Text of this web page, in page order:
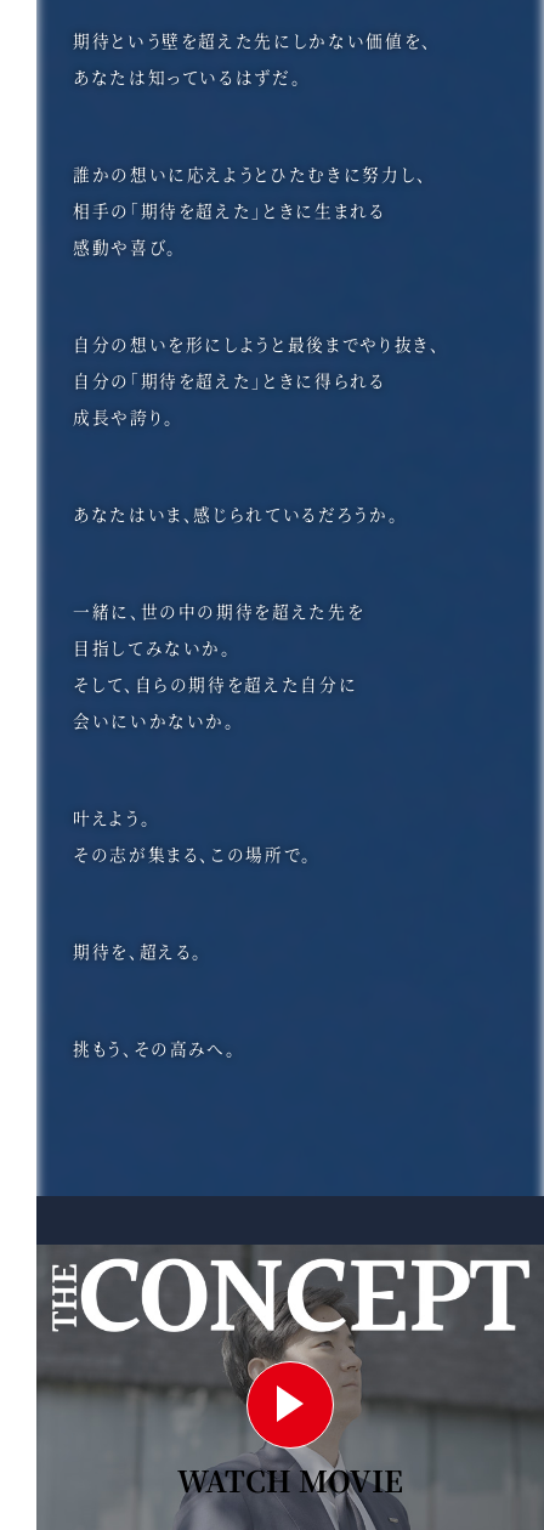
期待という壁を超えた先にしかない価値を、
あなたは知っているはずだ。
誰かの想いに応えようとひたむきに努力し、
相手の「期待を超えた」ときに生まれる
感動や喜び。
自分の想いを形にしようと最後までやり抜き、
自分の「期待を超えた」ときに得られる
成長や誇り。
あなたはいま、感じられているだろうか。
一緒に、世の中の期待を超えた先を
目指してみないか。
そして、自らの期待を超えた自分に
会いにいかないか。
叶えよう。
その志が集まる、この場所で。
期待を、超える。
挑もう、その高みへ。
WATCH MOVIE